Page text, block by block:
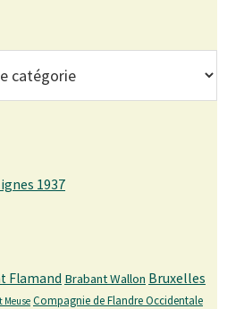
1937
Flamand Brabant Wallon Bruxelles
Meuse Compagnie de Flandre Occidentale